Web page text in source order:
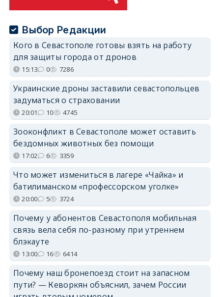
Выбор Редакции
Кого в Севастополе готовы взять на работу
для защиты города от дронов
15:13 0 7286
Украинские дроны заставили севастопольцев
задуматься о страховании
20:01 10 4745
Зооконфликт в Севастополе может оставить
бездомных животных без помощи
17:02 6 3359
Что может измениться в лагере «Чайка» и
батилиманском «профессорском уголке»
20:00 5 3724
Почему у абонентов Севастополя мобильная
связь вела себя по-разному при утреннем
блэкауте
13:00 16 6414
Почему наш бронепоезд стоит на запасном
пути? — Кеворкян объяснил, зачем России